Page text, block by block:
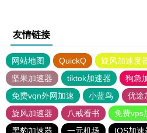
友情链接
网站地图 QuickQ 旋风加速度
坚果加速器
tiktok加速器
狗急
免费vqn外网加速
小蓝鸟 优途
旋风加速器
八戒看书
免费vps
黑豹加速器
一元机场 IOS加速